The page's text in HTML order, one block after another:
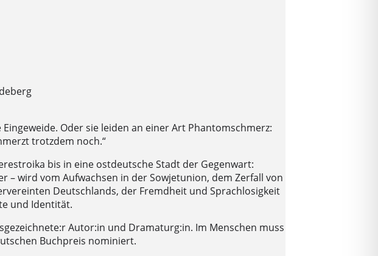
Oder sie leiden an einer Art Phantomschmerz:
trotzdem noch.“
bis in eine ostdeutsche Stadt der Gegenwart:
– wird vom Aufwachsen in der Sowjetunion, dem Zerfall von
Deutschlands, der Fremdheit und Sprachlosigkeit
und Identität.
Autor:in und Dramaturg:in. Im Menschen muss
Buchpreis nominiert.